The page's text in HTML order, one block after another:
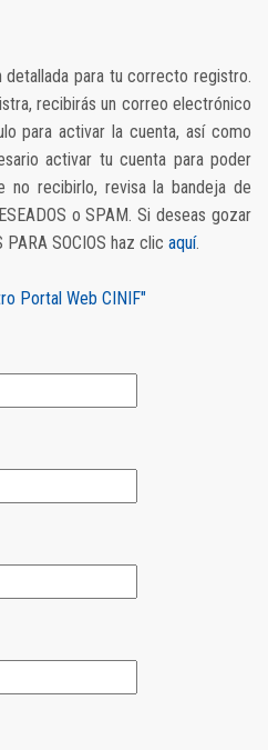
para tu correcto registro.
recibirás un correo electrónico
para activar la cuenta, así como
activar tu cuenta para poder
no recibirlo, revisa la bandeja de
o SPAM. Si deseas gozar
SOCIOS haz clic aquí.
Portal Web CINIF"